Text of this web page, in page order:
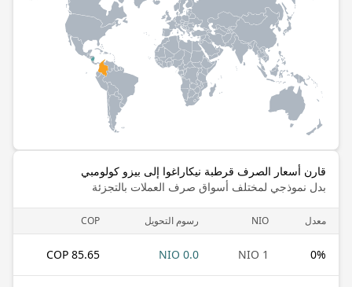
قارن أسعار الصرف قرطبة نيكاراغوا إلى بيزو كولومبي
بدل نموذجي لمختلف أسواق صرف العملات بالتجزئة
معدل NIO رسوم التحويل COP
0%
1 NIO
0.0 NIO
85.65 COP